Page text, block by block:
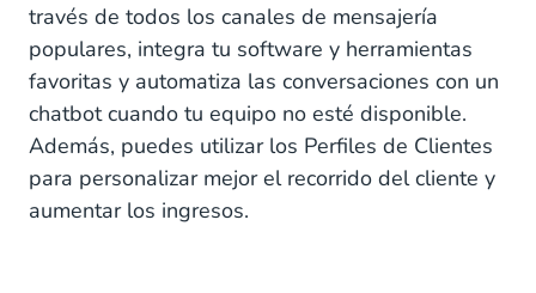
través de todos los canales de mensajería
populares, integra tu software y herramientas
favoritas y automatiza las conversaciones con un
chatbot cuando tu equipo no esté disponible.
Además, puedes utilizar los Perfiles de Clientes
para personalizar mejor el recorrido del cliente y
aumentar los ingresos.